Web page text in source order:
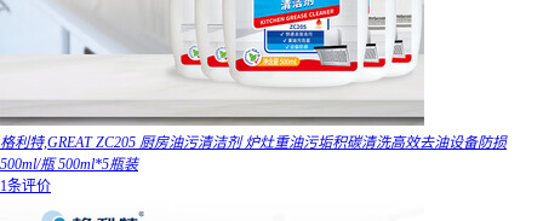
格利特,GREAT ZC205 厨房油污清洁剂 炉灶重油污垢积碳清洗高效去油设备防损
500ml/瓶 500ml*5瓶装
1条评价